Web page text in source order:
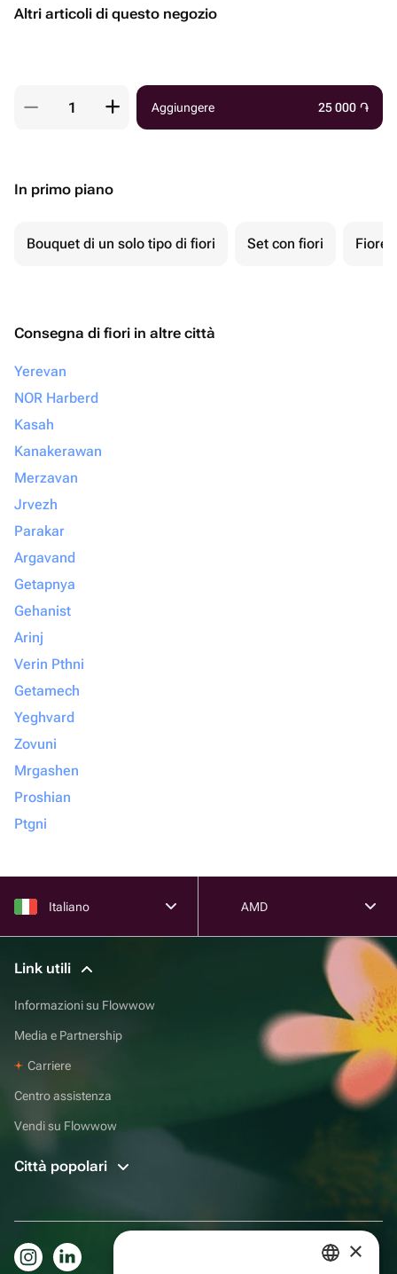
Altri articoli di questo negozio
Aggiungere 25 000 ֏
In primo piano
Bouquet di un solo tipo di fiori Set con fiori Fiore
Consegna di fiori in altre città
Yerevan
NOR Harberd
Kasah
Kanakerawan
Merzavan
Jrvezh
Parakar
Argavand
Getapnya
Gehanist
Arinj
Verin Pthni
Getamech
Yeghvard
Zovuni
Mrgashen
Proshian
Ptgni
Italiano AMD
Link utili
Informazioni su Flowwow
Media e Partnership
Carriere
Centro assistenza
Vendi su Flowwow
Città popolari
×